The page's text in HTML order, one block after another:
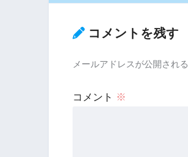
コメントを残す
メールアドレスが公開され
コメント ※